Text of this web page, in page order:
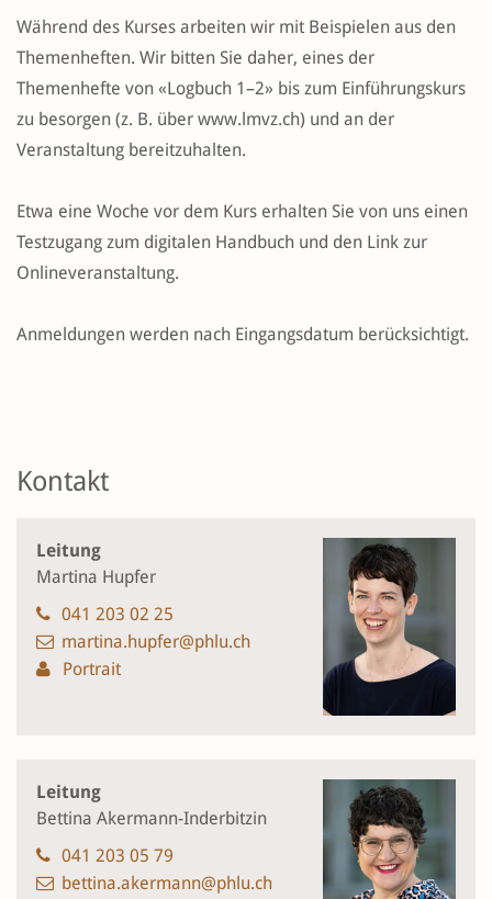
Während des Kurses arbeiten wir mit Beispielen aus den
Themenheften. Wir bitten Sie daher, eines der
Themenhefte von «Logbuch 1–2» bis zum Einführungskurs
zu besorgen (z. B. über www.lmvz.ch) und an der
Veranstaltung bereitzuhalten.
Etwa eine Woche vor dem Kurs erhalten Sie von uns einen
Testzugang zum digitalen Handbuch und den Link zur
Onlineveranstaltung.
Anmeldungen werden nach Eingangsdatum berücksichtigt.
Kontakt
Leitung
Martina Hupfer
041 203 02 25
martina.hupfer@phlu.ch
Portrait
Leitung
Bettina Akermann-Inderbitzin
041 203 05 79
bettina.akermann@phlu.ch